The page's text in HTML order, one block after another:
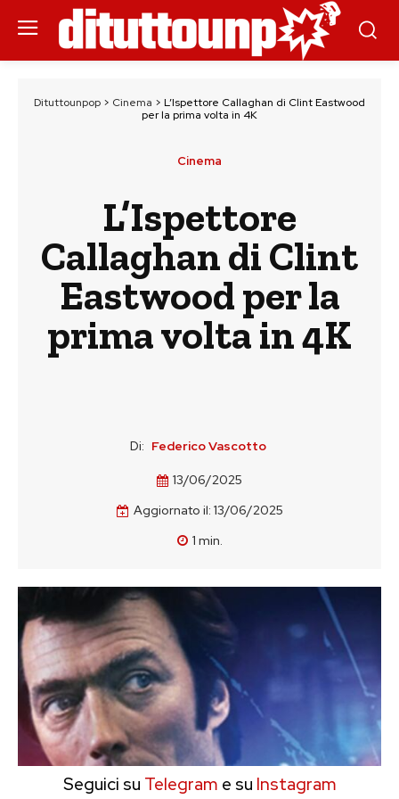
Dituttounpop > Cinema > L’Ispettore Callaghan di Clint Eastwood
per la prima volta in 4K
Cinema
L’Ispettore
Callaghan di Clint
Eastwood per la
prima volta in 4K
Di: Federico Vascotto
13/06/2025
Aggiornato il: 13/06/2025
1 min.
Seguici su Telegram e su Instagram